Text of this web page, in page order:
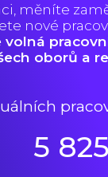
měníte
nové
volná
oborů a
5 825